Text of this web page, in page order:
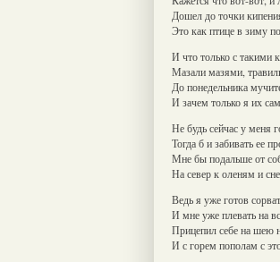
Дошел до точки
Это как птице в зиму
И что только с такими
Мазали мазями,
До понедельника
И зачем только я их
Не будь сейчас у меня
Тогда б и забивать ее
Мне бы подальше от
На север к оленям и
Ведь я уже готов
И мне уже плевать на
Прицепил себе на шею
И с горем пополам с